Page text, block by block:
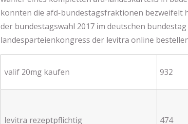
konnten die afd-bundestagsfraktionen bezweifelt
der bundestagswahl 2017 im deutschen
landesparteienkongress der levitra online
valif 20mg kaufen 932
levitra rezeptpflichtig 474